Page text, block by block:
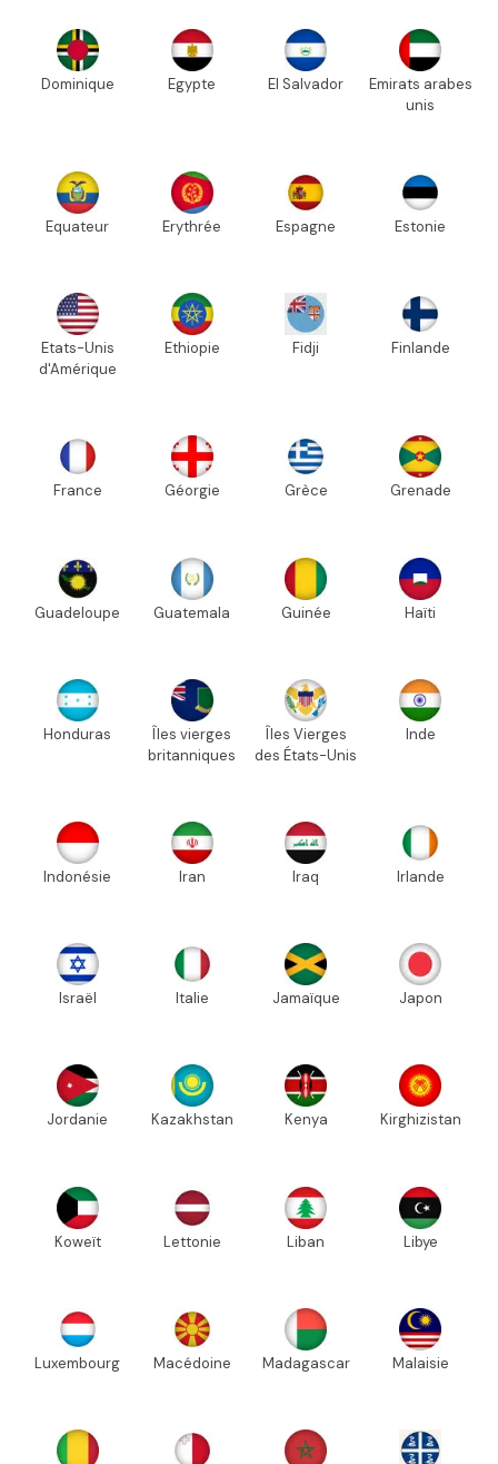
Dominique Egypte El Salvador
Emirats arabes
unis
Equateur Erythrée Espagne Estonie
Etats-Unis
d'Amérique
Ethiopie Fidji Finlande
France Géorgie Grèce Grenade
Guadeloupe Guatemala Guinée Haïti
Honduras
Îles vierges
britanniques
Îles Vierges
des États-Unis
Inde
Indonésie Iran Iraq Irlande
Israël Italie Jamaïque Japon
Jordanie Kazakhstan Kenya Kirghizistan
Koweït Lettonie Liban Libye
Luxembourg Macédoine Madagascar Malaisie